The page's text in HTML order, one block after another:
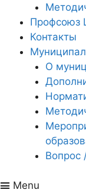
Профсоюз
Контакты
О
Вопрос
Menu